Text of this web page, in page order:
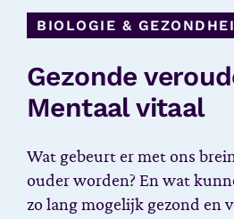
BIOLOGIE &
Gezonde
Mentaal vitaal
Wat gebeurt er met ons
ouder worden? En wat
zo lang mogelijk gezond en